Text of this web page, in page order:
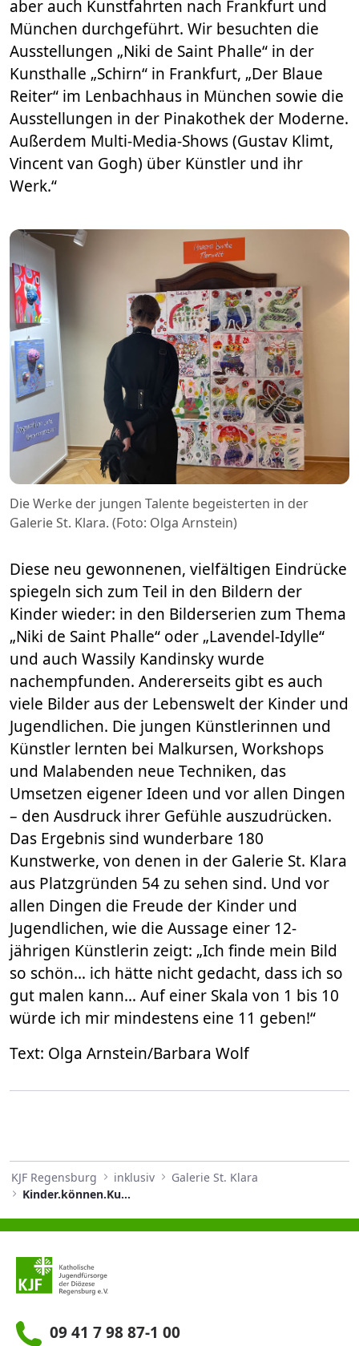
aber auch Kunstfahrten nach Frankfurt und
München durchgeführt. Wir besuchten die
Ausstellungen „Niki de Saint Phalle“ in der
Kunsthalle „Schirn“ in Frankfurt, „Der Blaue
Reiter“ im Lenbachhaus in München sowie die
Ausstellungen in der Pinakothek der Moderne.
Außerdem Multi-Media-Shows (Gustav Klimt,
Vincent van Gogh) über Künstler und ihr
Werk.“
Die Werke der jungen Talente begeisterten in der
Galerie St. Klara. (Foto: Olga Arnstein)
Diese neu gewonnenen, vielfältigen Eindrücke
spiegeln sich zum Teil in den Bildern der
Kinder wieder: in den Bilderserien zum Thema
„Niki de Saint Phalle“ oder „Lavendel-Idylle“
und auch Wassily Kandinsky wurde
nachempfunden. Andererseits gibt es auch
viele Bilder aus der Lebenswelt der Kinder und
Jugendlichen. Die jungen Künstlerinnen und
Künstler lernten bei Malkursen, Workshops
und Malabenden neue Techniken, das
Umsetzen eigener Ideen und vor allen Dingen
– den Ausdruck ihrer Gefühle auszudrücken.
Das Ergebnis sind wunderbare 180
Kunstwerke, von denen in der Galerie St. Klara
aus Platzgründen 54 zu sehen sind. Und vor
allen Dingen die Freude der Kinder und
Jugendlichen, wie die Aussage einer 12-
jährigen Künstlerin zeigt: „Ich finde mein Bild
so schön… ich hätte nicht gedacht, dass ich so
gut malen kann… Auf einer Skala von 1 bis 10
würde ich mir mindestens eine 11 geben!“
Text: Olga Arnstein/Barbara Wolf
KJF Regensburg inklusiv
Galerie St. Klara
Kinder.können.Kunst in der Galerie St. Klara
09 41 7 98 87-1 00